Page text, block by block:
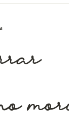
etc. el tema